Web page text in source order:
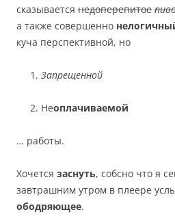
сказывается недоперепитое
а также совершенно
куча перспективной, но
Запрещенной
Неоплачиваемой
… работы.
Хочется заснуть, собсно что я
завтрашним утром в плеере
ободряющее.